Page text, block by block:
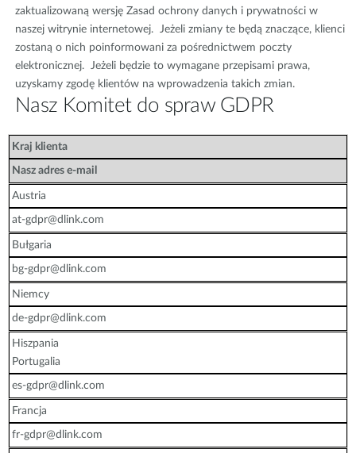
zaktualizowaną wersję Zasad ochrony danych i prywatności w
naszej witrynie internetowej. Jeżeli zmiany te będą znaczące, klienci
zostaną o nich poinformowani za pośrednictwem poczty
elektronicznej. Jeżeli będzie to wymagane przepisami prawa,
uzyskamy zgodę klientów na wprowadzenia takich zmian.
Nasz Komitet do spraw GDPR
Kraj klienta
Nasz adres e-mail
Austria
at-gdpr@dlink.com
Bułgaria
bg-gdpr@dlink.com
Niemcy
de-gdpr@dlink.com
Hiszpania
Portugalia
es-gdpr@dlink.com
Francja
fr-gdpr@dlink.com